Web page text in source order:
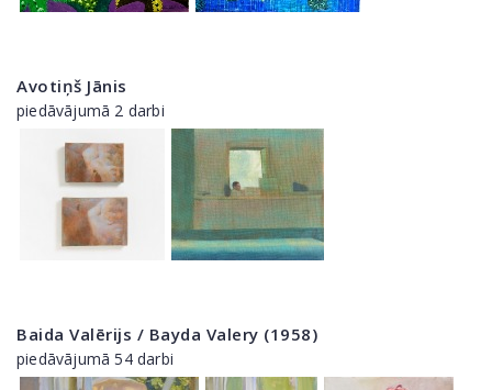
Avotiņš Jānis
piedāvājumā 2 darbi
Baida Valērijs / Bayda Valery (1958)
piedāvājumā 54 darbi